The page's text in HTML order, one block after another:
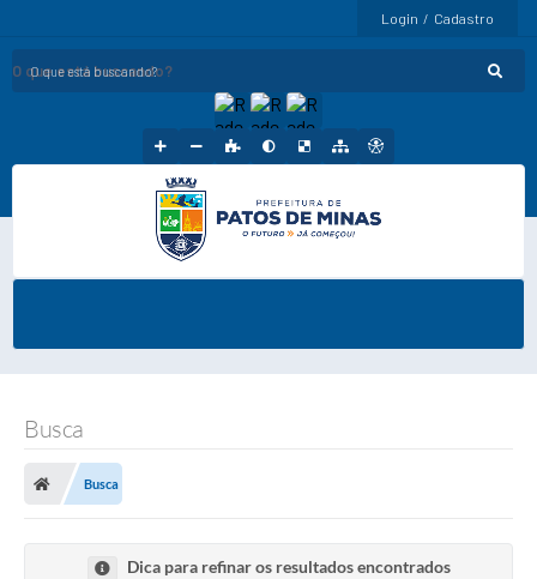
Login / Cadastro
O que está buscando?
Busca
Busca
Dica para refinar os resultados encontrados